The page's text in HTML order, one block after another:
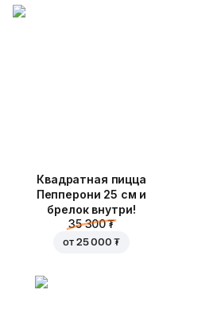
Квадратная пицца
Пепперони 25 см и
брелок внутри!
35 300 ₮
от 25 000 ₮